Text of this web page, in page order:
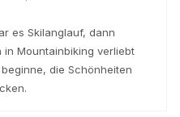
es Skilanglauf, dann
Mountainbiking verliebt
die Schönheiten